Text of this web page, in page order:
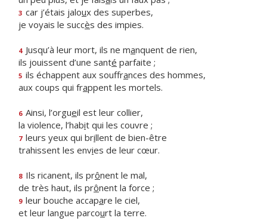
3 car j’étais jaloux des superbes,
je voyais le succès des impies.
4 Jusqu’à leur mort, ils ne manquent de rien,
ils jouissent d’une santé parfaite ;
5 ils échappent aux souffrances des hommes,
aux coups qui frappent les mortels.
6 Ainsi, l’orgueil est leur collier,
la violence, l’habit qui les couvre ;
7 leurs yeux qui brillent de bien-être
trahissent les envies de leur cœur.
8 Ils ricanent, ils prônent le mal,
de très haut, ils prônent la force ;
9 leur bouche accapare le ciel,
et leur langue parcourt la terre.